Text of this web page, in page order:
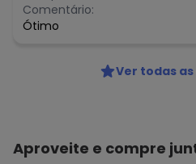
Comentário:
Ótimo
Ver todas
Aproveite e compre